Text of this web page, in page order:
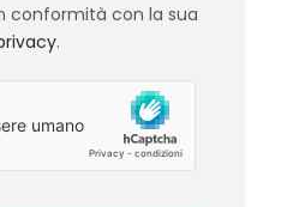
conformità con la sua
.